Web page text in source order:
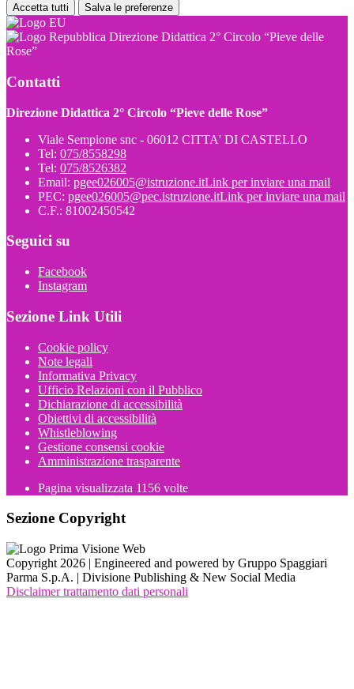
Accetta tutti Salva le preferenze
Direzione Didattica 2° Circolo “Pieve delle
Rose”
Contatti
Direzione Didattica 2° Circolo “Pieve delle Rose”
Viale Sempione snc - 06012 CITTA' DI CASTELLO
Tel: 075/8558298
Tel: 075/8526382
Email: pgee026005@istruzione.itLink per inviare una mail
PEC: pgee026005@pec.istruzione.itLink per inviare una mail
C.F.: 81002450542
Seguici su
Facebook
Instagram
Sezione Link Utili
Cookie policy
Note legali
Informativa Privacy
Ufficio Relazioni con il Pubblico
Dichiarazione di accessibilità
Obiettivi di accessibilità
Whistleblowing
Gestione consensi cookie
Amministrazione trasparente
Pagina visualizzata 1156 volte
Sezione Copyright
Copyright 2026 | Engineered and powered by Gruppo Spaggiari
Parma S.p.A. | Divisione Publishing & New Social Media
Disclaimer trattamento dati personali